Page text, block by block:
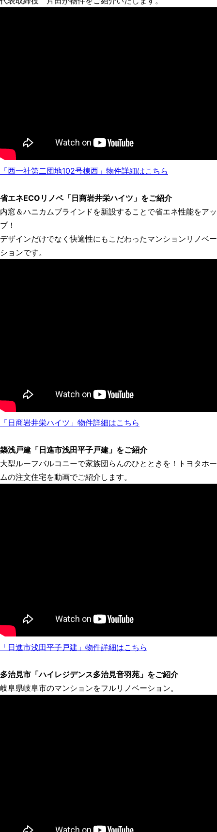
「西一社第二団地102号棟西」物件詳細はこちら
省エネECOリノベ「日商岩井栄ハイツ」をご紹介
内窓＆ハニカムブラインドを新設することで省エネ性能をアッ
プ！
デザインだけでなく快適性にもこだわったマンションリノベー
ションです。
「日商岩井栄ハイツ」物件詳細はこちら
築浅戸建「日進市浅田平子戸建」をご紹介
大型ルーフバルコニーで家族団らんのひとときを！トヨタホー
ムの注文住宅を動画でご紹介します。
「日進市浅田平子戸建」物件詳細はこちら
多治見市「ハイレジデンス多治見音羽苑」をご紹介
岐阜県岐阜市のマンションをフルリノベーション。